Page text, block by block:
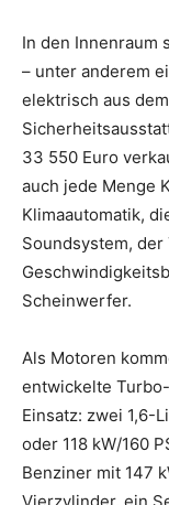
In den Innenraum
– unter anderem
elektrisch aus
33 550 Euro
auch jede Menge
Klimaautomatik,
Soundsystem,
Scheinwerfer.
Als Motoren
entwickelte
Einsatz: zwei 1,6-
oder 118 kW/160
Benziner mit 147